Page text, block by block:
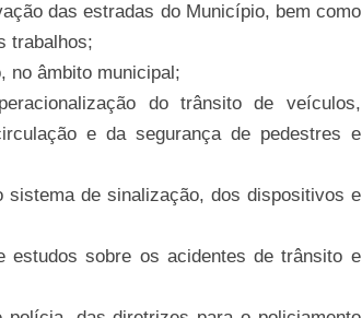
das estradas do Município, bem como
trabalhos;
no âmbito municipal;
do trânsito de veículos,
e da segurança de pedestres e
sistema de sinalização, dos dispositivos e
sobre os acidentes de trânsito e